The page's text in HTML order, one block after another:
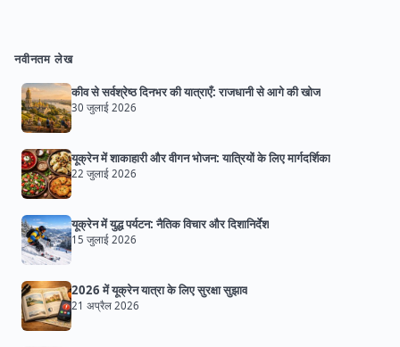
नवीनतम लेख
कीव से सर्वश्रेष्ठ दिनभर की यात्राएँ: राजधानी से आगे की खोज
30 जुलाई 2026
यूक्रेन में शाकाहारी और वीगन भोजन: यात्रियों के लिए मार्गदर्शिका
22 जुलाई 2026
यूक्रेन में युद्ध पर्यटन: नैतिक विचार और दिशानिर्देश
15 जुलाई 2026
2026 में यूक्रेन यात्रा के लिए सुरक्षा सुझाव
21 अप्रैल 2026